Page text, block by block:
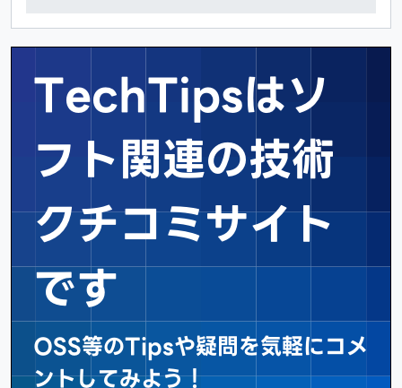
TechTipsはソ
フト関連の技術
クチコミサイト
です
OSS等のTipsや疑問を気軽にコメ
ントしてみよう！